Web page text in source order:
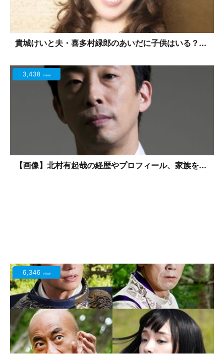
貴城けいと夫・喜多村緑郎のあいだに子供はいる？...
3,438 view
【画像】北村有起哉の経歴やプロフィール、家族を...
6,346 view